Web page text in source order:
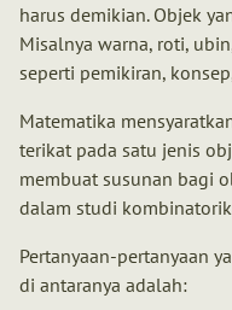
harus demikian. Objek
Misalnya warna, roti,
seperti pemikiran,
Matematika
terikat pada satu jenis
membuat susunan bagi
dalam studi
Pertanyaan-pertanyaan
di antaranya adalah: